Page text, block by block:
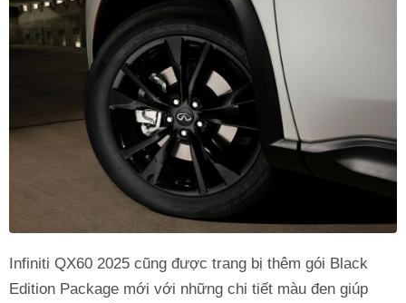
Infiniti QX60 2025 cũng được trang bị thêm gói Black
Edition Package mới với những chi tiết màu đen giúp